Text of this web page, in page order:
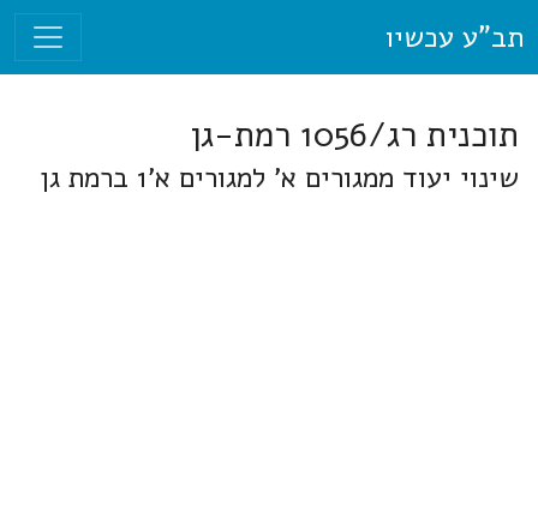
תב"ע עכשיו
תוכנית רג/1056 רמת-גן
שינוי יעוד ממגורים א' למגורים א'1 ברמת גן